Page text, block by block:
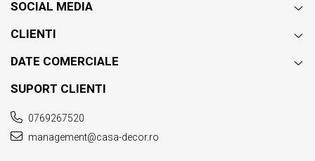
SOCIAL MEDIA
CLIENTI
DATE COMERCIALE
SUPORT CLIENTI
0769267520
management@casa-decor.ro